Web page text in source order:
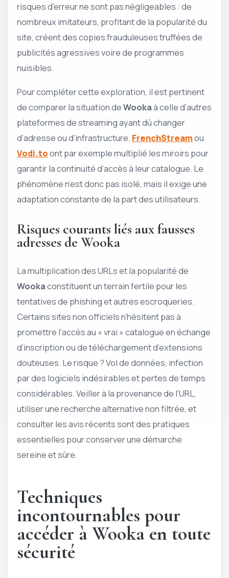
risques d’erreur ne sont pas négligeables : de
nombreux imitateurs, profitant de la popularité du
site, créent des copies frauduleuses truffées de
publicités agressives voire de programmes
nuisibles.
Pour compléter cette exploration, il est pertinent
de comparer la situation deWookaà celle d’autres
plateformes de streaming ayant dû changer
d’adresse ou d’infrastructure. FrenchStreamou
Vodi.toont par exemple multiplié les miroirs pour
garantir la continuité d’accès à leur catalogue. Le
phénomène n’est donc pas isolé, mais il exige une
adaptation constante de la part des utilisateurs.
Risques courants liés aux fausses
adresses de Wooka
La multiplication des URLs et la popularité de
Wookaconstituent un terrain fertile pour les
tentatives de phishing et autres escroqueries.
Certains sites non officiels n’hésitent pas à
promettre l’accès au « vrai » catalogue en échange
d’inscription ou de téléchargement d’extensions
douteuses. Le risque ? Vol de données, infection
par des logiciels indésirables et pertes de temps
considérables. Veiller à la provenance de l’URL,
utiliser une recherche alternative non filtrée, et
consulter les avis récents sont des pratiques
essentielles pour conserver une démarche
sereine et sûre.
Techniques
incontournables pour
accéder à Wooka en toute
sécurité